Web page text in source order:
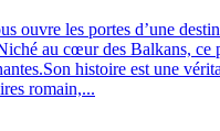
ouvre les portes d’une
au cœur des Balkans, ce
histoire est une
romain,...